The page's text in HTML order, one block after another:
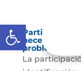
Abrir barra de
Participación
necesidades
problemas.
La